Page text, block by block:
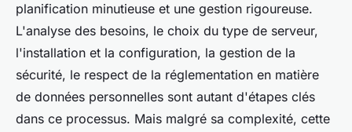
planification minutieuse et une gestion rigoureuse.
L'analyse des besoins, le choix du type de serveur,
l'installation et la configuration, la gestion de la
sécurité, le respect de la réglementation en matière
de données personnelles sont autant d'étapes clés
dans ce processus. Mais malgré sa complexité, cette